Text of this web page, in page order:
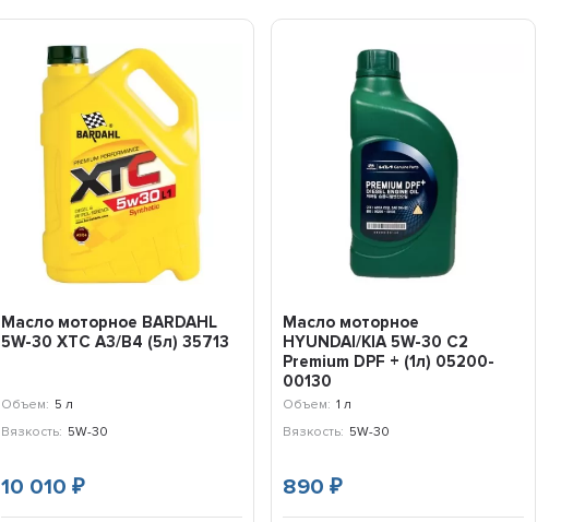
Масло моторное BARDAHL
5W-30 XTC A3/B4 (5л) 35713
Объем: 5 л
Вязкость: 5W-30
10 010 ₽
Масло моторное
HYUNDAI/KIA 5W-30 C2
Premium DPF + (1л) 05200-
00130
Объем: 1 л
Вязкость: 5W-30
890 ₽